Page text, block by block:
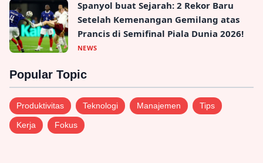
Strategi P5HAM
LUBUKLINGGAU
Selamatkan Masa Depan Remaja,
SMAN 2 Melek UU ITE
LUBUKLINGGAU
Tanah Pekarangan H. Romi Jaya Diduga
Diserobot Oknum RT, Hasil Pengukuran